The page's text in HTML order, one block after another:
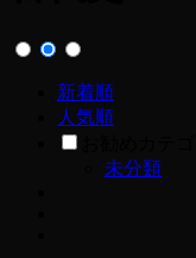
新着順
人気順
未分類